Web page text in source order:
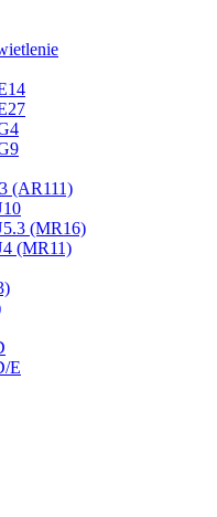
(AR111)
(MR16)
(MR11)
E